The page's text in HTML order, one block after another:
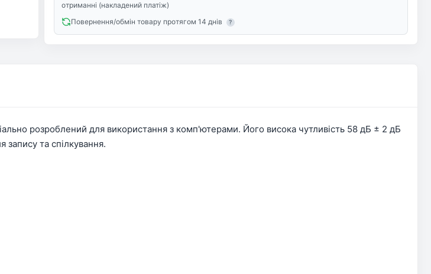
отриманні (накладений платіж)
Повернення/обмін товару протягом 14 днів
?
розроблений для використання з комп'ютерами. Його висока чутливість 58 дБ ± 2 дБ
запису та спілкування.